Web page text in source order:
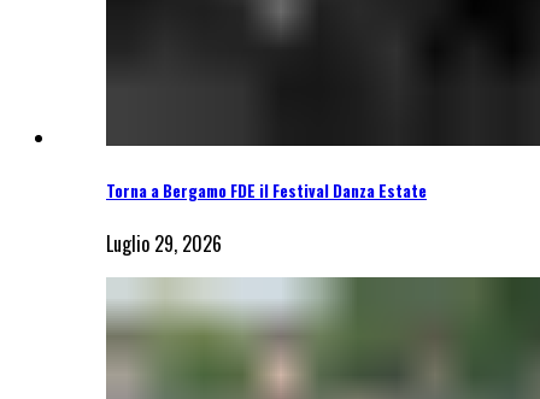
Torna a Bergamo FDE il Festival Danza Estate
Luglio 29, 2026